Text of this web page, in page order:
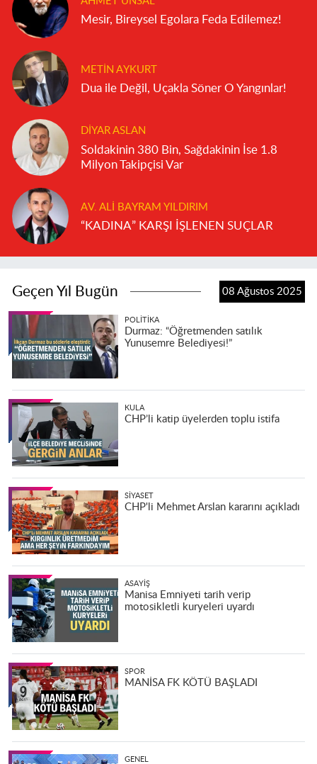
Mesir, Bireysel Egolara Feda Edilemez!
METIN AYKURT
Dua ile Değil, Uçakla Söner O Yangınlar!
DIYAR ASLAN
Soldakinin 380 Bin, Sağdakinin İse 1.8
Milyon Takipçisi Var
AV. ALI BAYRAM YILDIRIM
“KADINA” KARŞI İŞLENEN SUÇLAR
Geçen Yıl Bugün 08 Ağustos 2025
POLITIKA
Durmaz: “Öğretmenden satılık
Yunusemre Belediyesi!”
KULA
CHP’li katip üyelerden toplu istifa
SIYASET
CHP'li Mehmet Arslan kararını açıkladı
ASAYIŞ
Manisa Emniyeti tarih verip
motosikletli kuryeleri uyardı
SPOR
MANİSA FK KÖTÜ BAŞLADI
GENEL